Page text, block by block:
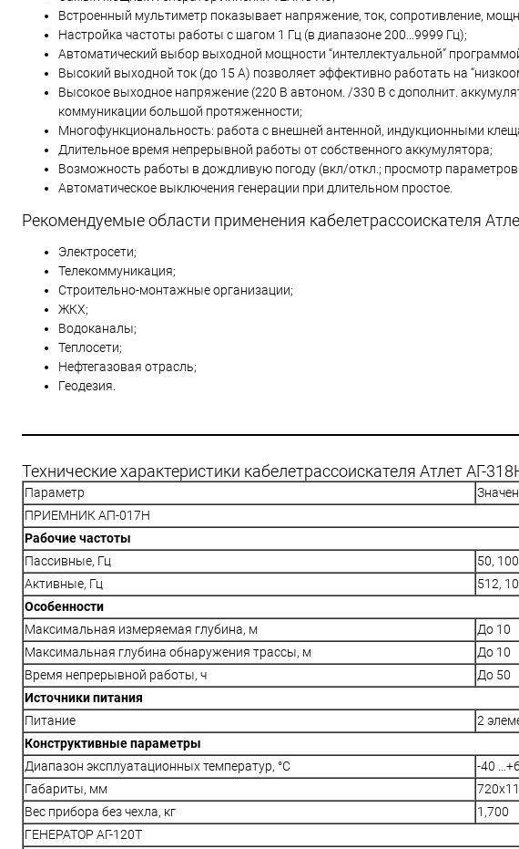
Встроенный мультиметр показывает напряжение, ток, сопротивление,
Настройка частоты работы с шагом 1 Гц (в диапазоне 200...9999 Гц);
Автоматический выбор выходной мощности “интеллектуальной”
Высокий выходной ток (до 15 А) позволяет эффективно работать на
Высокое выходное напряжение (220 В автоном. /330 В с дополнит.
коммуникации большой протяженности;
Многофункциональность: работа с внешней антенной, индукционными
Длительное время непрерывной работы от собственного аккумулятора;
Возможность работы в дождливую погоду (вкл/откл.; просмотр
Автоматическое выключения генерации при длительном простое.
Рекомендуемые области применения кабелетрассоискателя
Электросети;
Телекоммуникация;
Строительно-монтажные организации;
ЖКХ;
Водоканалы;
Теплосети;
Нефтегазовая отрасль;
Геодезия.
Технические характеристики кабелетрассоискателя Атлет АГ-
Параметр
ПРИЕМНИК АП-017Н
Рабочие частоты
Пассивные, Гц
50,
Активные, Гц
512,
Особенности
Максимальная измеряемая глубина, м
До 10
Максимальная глубина обнаружения трассы, м
До 10
Время непрерывной работы, ч
До 50
Источники питания
Питание
2
Конструктивные параметры
Диапазон эксплуатационных температур, °С
-40
Габариты, мм
Вес прибора без чехла, кг
1,700
ГЕНЕРАТОР АГ-120Т